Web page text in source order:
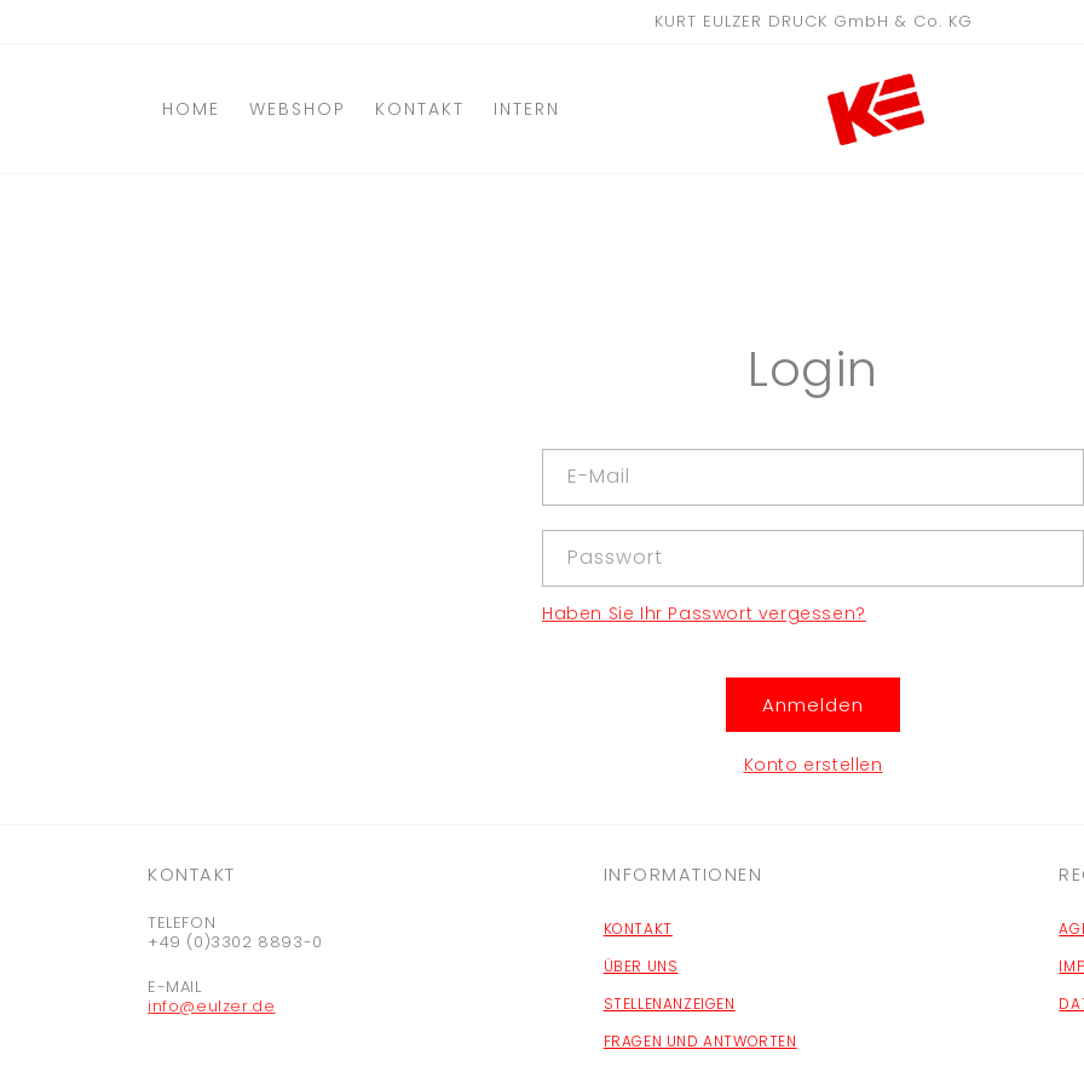
KURT EULZER DRUCK GmbH & Co. KG
HOME WEBSHOP KONTAKT INTERN
Login
E-Mail
Passwort
Haben Sie Ihr Passwort vergessen?
Anmelden
Konto erstellen
KONTAKT
TELEFON
+49 (0)3302 8893-0
E-MAIL
info@eulzer.de
INFORMATIONEN
KONTAKT
ÜBER UNS
STELLENANZEIGEN
FRAGEN UND ANTWORTEN